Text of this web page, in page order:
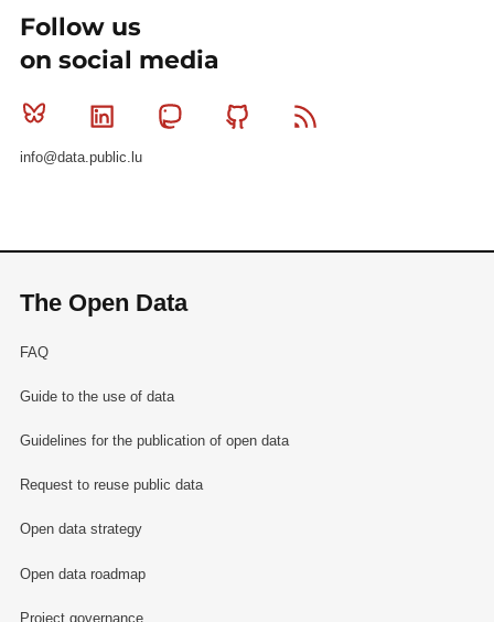
Follow us
on social media
Bluesky Linkedin MastodonGithub
info@data.public.lu
The Open Data
FAQ
Guide to the use of data
Guidelines for the publication of open data
Request to reuse public data
Open data strategy
Open data roadmap
Project governance